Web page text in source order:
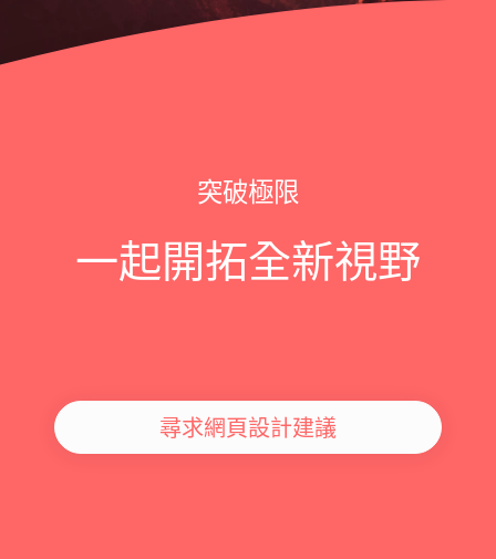
突破極限
一起開拓全新視野
尋求網頁設計建議